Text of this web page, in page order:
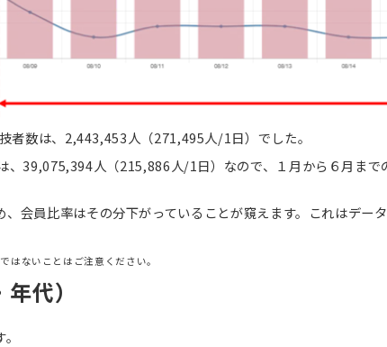
者数は、2,443,453人（271,495人/1日）でした。
、39,075,394人（215,886人/1日）なので、１月から６月ま
会員比率はその分下がっていることが窺えます。これはデー
ないことはご注意ください。
代）